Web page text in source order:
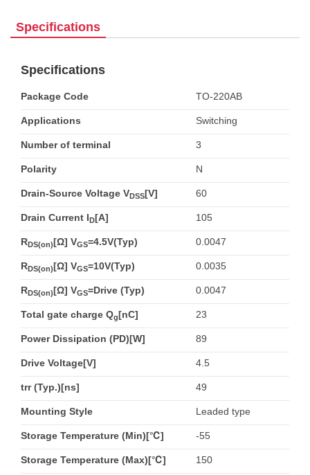
Specifications
Specifications
Package Code TO-220AB
Applications Switching
Number of terminal 3
Polarity N
Drain-Source Voltage VDSS[V] 60
Drain Current ID[A] 105
RDS(on)[Ω] VGS=4.5V(Typ) 0.0047
RDS(on)[Ω] VGS=10V(Typ) 0.0035
RDS(on)[Ω] VGS=Drive (Typ) 0.0047
Total gate charge Qg[nC] 23
Power Dissipation (PD)[W] 89
Drive Voltage[V] 4.5
trr (Typ.)[ns] 49
Mounting Style Leaded type
Storage Temperature (Min)[℃] -55
Storage Temperature (Max)[℃] 150